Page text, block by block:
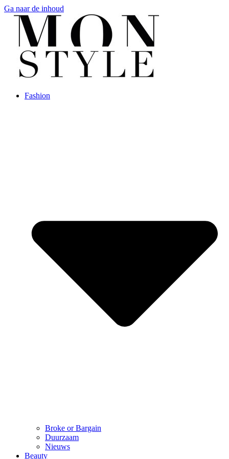
Ga naar de inhoud
Fashion
Broke or Bargain
Duurzaam
Nieuws
Beauty